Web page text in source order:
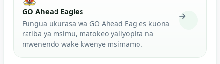
GO Ahead Eagles
Fungua ukurasa wa GO Ahead Eagles kuona
ratiba ya msimu, matokeo yaliyopita na
mwenendo wake kwenye msimamo.